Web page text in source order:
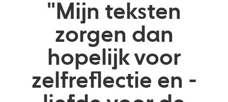
"Mijn teksten
zorgen dan
hopelijk voor
zelfreflectie en -